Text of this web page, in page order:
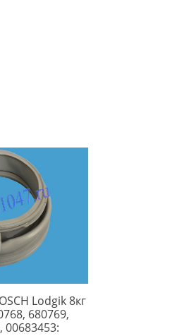
Lodgik 8кг
680769,
00683453: